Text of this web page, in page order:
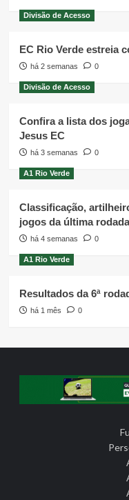
Divisão de Acesso
EC Rio Verde estreia
há 2 semanas 0
Divisão de Acesso
Confira a lista dos
Jesus EC
há 3 semanas 0
A1 Rio Verde
Classificação,
jogos da última
há 4 semanas 0
A1 Rio Verde
Resultados da 6ª
há 1 mês 0